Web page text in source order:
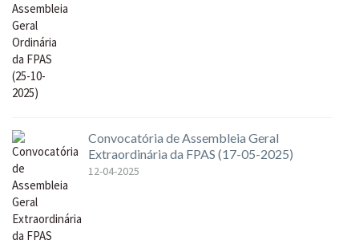
Convocatória de Assembleia Geral
Extraordinária da FPAS (17-05-2025)
12-04-2025